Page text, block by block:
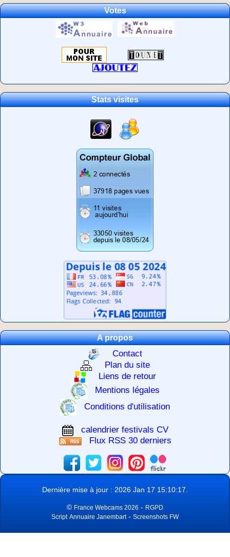
Votes
Stats visites
A propos
Contact
Plan du site
Liens de retour
Mentions légales
Conditions d'utilisation
calendrier festivals CV
Flux RSS 30 derniers
Dernière mise à jour : 2026 Jan 17 15:10:17.
© France Webcams 2026 - RGPD
Script Annuaire Janembart- Screenshots FW